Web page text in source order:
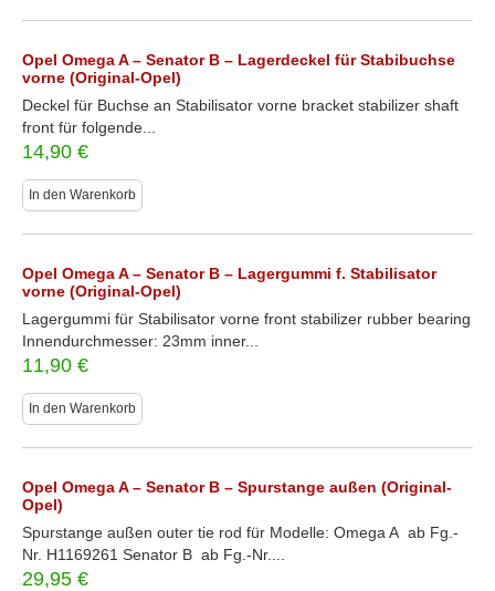
Opel Omega A – Senator B – Lagerdeckel für Stabibuchse
vorne (Original-Opel)
Deckel für Buchse an Stabilisator vorne bracket stabilizer shaft
front für folgende...
14,90 €
In den Warenkorb
Opel Omega A – Senator B – Lagergummi f. Stabilisator
vorne (Original-Opel)
Lagergummi für Stabilisator vorne front stabilizer rubber bearing
Innendurchmesser: 23mm inner...
11,90 €
In den Warenkorb
Opel Omega A – Senator B – Spurstange außen (Original-
Opel)
Spurstange außen outer tie rod für Modelle: Omega A ab Fg.-
Nr. H1169261 Senator B ab Fg.-Nr....
29,95 €